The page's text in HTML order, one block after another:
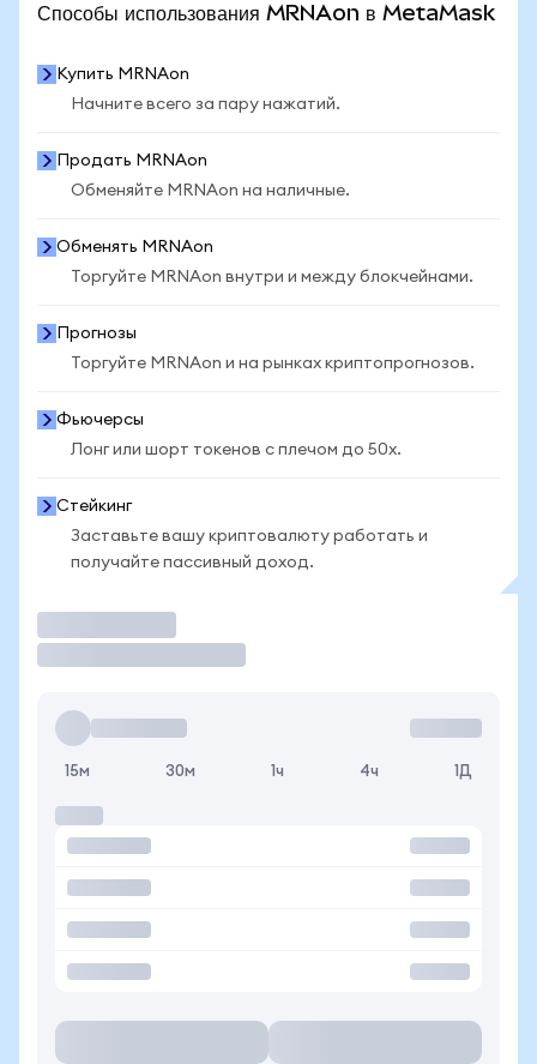
Способы использования MRNAon в MetaMask
Купить MRNAon
Начните всего за пару нажатий.
Продать MRNAon
Обменяйте MRNAon на наличные.
Обменять MRNAon
Торгуйте MRNAon внутри и между блокчейнами.
Прогнозы
Торгуйте MRNAon и на рынках криптопрогнозов.
Фьючерсы
Лонг или шорт токенов с плечом до 50x.
Стейкинг
Заставьте вашу криптовалюту работать и
получайте пассивный доход.
15м 30м 1ч 4ч 1Д